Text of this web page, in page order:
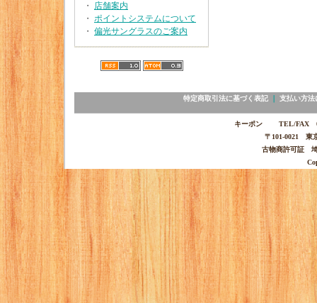
・ 店舗案内
・ ポイントシステムについて
・ 偏光サングラスのご案内
特定商取引法に基づく表記｜ 支払い方法
キーポン TEL/FAX
〒101-0021 東
古物商許可証